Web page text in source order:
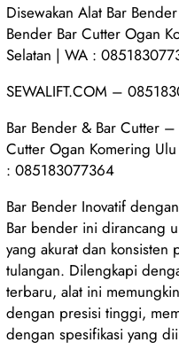
Disewakan Alat Bar
Bender Bar Cutter Ogan
Selatan | WA :
SEWALIFT.COM –
Bar Bender & Bar Cutter
Cutter Ogan Komering
: 085183077364
Bar Bender Inovatif
Bar bender ini dirancang
yang akurat dan
tulangan. Dilengkapi
terbaru, alat ini
dengan presisi tinggi,
dengan spesifikasi yang